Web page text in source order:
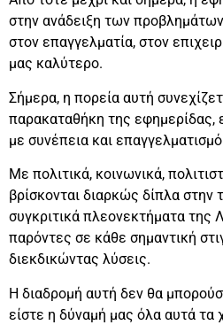
στην ανάδειξη των
στον επαγγελματία, στον
μας καλύτερο.
Σήμερα, η πορεία αυτή
παρακαταθήκη της εφημερίδας,
με συνέπεια και
Με πολιτικά, κοινωνικά,
βρίσκονται διαρκώς δίπλα στην
συγκριτικά πλεονεκτήματα της
παρόντες σε κάθε σημαντική
διεκδικώντας λύσεις.
Η διαδρομή αυτή δεν θα
είστε η δύναμή μας όλα αυτά τα